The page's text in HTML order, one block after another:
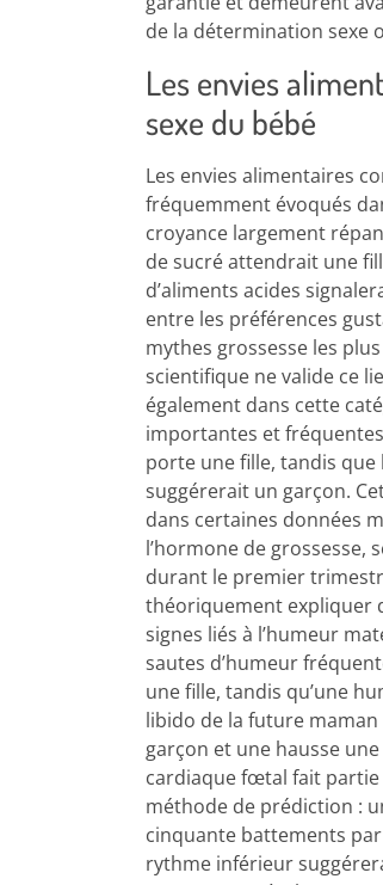
de la détermination sexe
Les envies
sexe du bébé
Les envies alimentaires
fréquemment évoqués
croyance largement
de sucré attendrait une
d’aliments acides
entre les préférences
mythes grossesse les
scientifique ne valide ce
également dans cette
importantes et
porte une fille, tandis
suggérerait un garçon.
dans certaines données
l’hormone de grossesse,
durant le premier
théoriquement expliquer
signes liés à l’humeur
sautes d’humeur
une fille, tandis qu’une
libido de la future
garçon et une hausse
cardiaque fœtal fait partie
méthode de prédiction :
cinquante battements
rythme inférieur